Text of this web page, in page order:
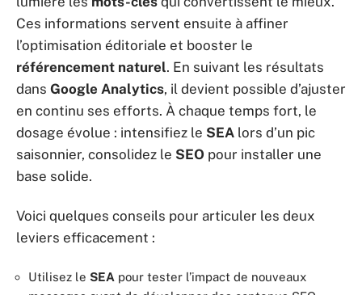
Ces informations servent ensuite à affiner
l’optimisation éditoriale et booster le
référencement naturel. En suivant les résultats
dans Google Analytics, il devient possible d’ajuster
en continu ses efforts. À chaque temps fort, le
dosage évolue : intensifiez le SEA lors d’un pic
saisonnier, consolidez le SEO pour installer une
base solide.
Voici quelques conseils pour articuler les deux
leviers efficacement :
Utilisez le SEA pour tester l’impact de nouveaux